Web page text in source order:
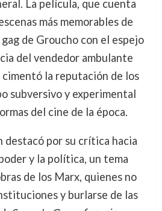
La película, que cuenta
más memorables de
de Groucho con el espejo
del vendedor ambulante
cimentó la reputación de los
subversivo y experimental
del cine de la época.
destacó por su crítica hacia
y la política, un tema
de los Marx, quienes no
y burlarse de las